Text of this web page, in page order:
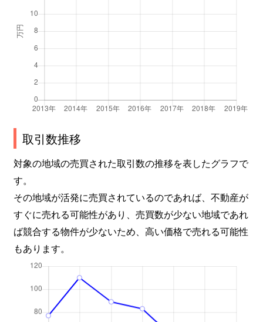
取引数推移
対象の地域の売買された取引数の推移を表したグラフで
す。
その地域が活発に売買されているのであれば、不動産が
すぐに売れる可能性があり、売買数が少ない地域であれ
ば競合する物件が少ないため、高い価格で売れる可能性
もあります。